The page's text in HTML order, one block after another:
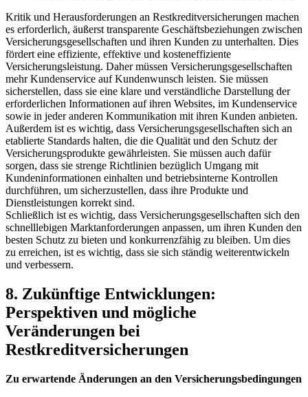
Kritik​ und Herausforderungen an Restkreditversicherungen machen
es erforderlich, äußerst transparente Geschäftsbeziehungen zwischen
Versicherungsgesellschaften und ihren Kunden zu unterhalten. Dies
fördert eine effiziente, ​effektive und kosteneffiziente
Versicherungsleistung. Daher müssen Versicherungsgesellschaften
mehr Kundenservice auf Kundenwunsch⁣ leisten. ‌Sie müssen​
sicherstellen, dass ⁣sie ⁣eine klare und verständliche Darstellung der⁣
erforderlichen ⁣Informationen auf ihren Websites,⁢ im⁤ Kundenservice
sowie in jeder anderen⁣ Kommunikation mit ihren Kunden anbieten.
Außerdem ist es wichtig, dass Versicherungsgesellschaften sich an
etablierte Standards halten, die die Qualität‍ und den Schutz der
Versicherungsprodukte gewährleisten.‍ Sie müssen ‌auch dafür
sorgen,‌ dass sie strenge Richtlinien bezüglich Umgang mit ​
Kundeninformationen einhalten und betriebsinterne Kontrollen
durchführen, um sicherzustellen, dass ihre Produkte und
Dienstleistungen‍ korrekt sind. ⁢
Schließlich ‌ist es ‍wichtig, ⁣dass Versicherungsgesellschaften sich den
schnelllebigen Marktanforderungen anpassen, um ihren Kunden ‍den
besten ⁢Schutz ​zu bieten und ‍konkurrenzfähig zu bleiben. Um dies
zu ⁢erreichen, ist es⁢ wichtig,‌ dass sie sich ständig weiterentwickeln⁢
und verbessern.
8. Zukünftige Entwicklungen:
Perspektiven ‌und ⁣mögliche
Veränderungen bei
Restkreditversicherungen
Zu erwartende⁣ Änderungen ‍an ⁤den Versicherungsbedingungen